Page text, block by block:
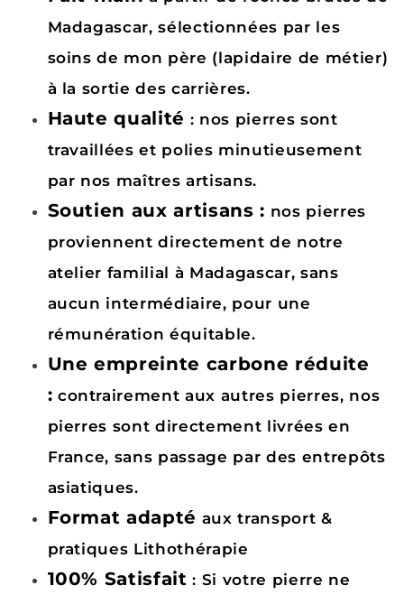
Madagascar, sélectionnées par les
soins de mon père (lapidaire de métier)
à la sortie des carrières.
Haute qualité : nos pierres sont
travaillées et polies minutieusement
par nos maîtres artisans.
Soutien aux artisans : nos pierres
proviennent directement de notre
atelier familial à Madagascar, sans
aucun intermédiaire, pour une
rémunération équitable.
Une empreinte carbone réduite
: contrairement aux autres pierres, nos
pierres sont directement livrées en
France, sans passage par des entrepôts
asiatiques.
Format adapté aux transport &
pratiques Lithothérapie
100% Satisfait : Si votre pierre ne